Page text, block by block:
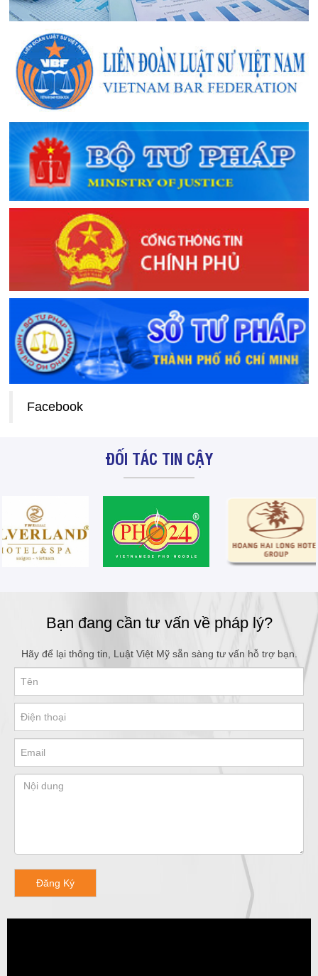
Facebook
ĐỐI TÁC TIN CẬY
Bạn đang cần tư vấn về pháp lý?
Hãy để lại thông tin, Luật Việt Mỹ sẵn sàng tư vấn hỗ trợ bạn.
Đăng Ký